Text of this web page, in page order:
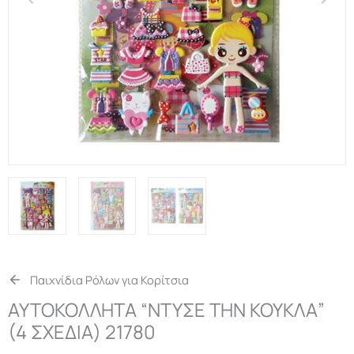
Παιχνίδια Ρόλων για Κορίτσια
ΑΥΤΟΚΟΛΛΗΤΑ “ΝΤΥΣΕ ΤΗΝ ΚΟΥΚΛΑ”
(4 ΣΧΕΔΙΑ) 21780